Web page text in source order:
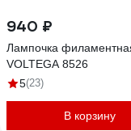
940 ₽
Лампочка
VOLTEGA 8526
5(23)
В корзину